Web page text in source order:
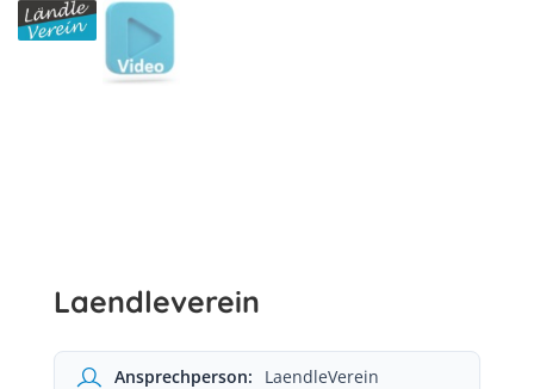
Laendleverein
Ansprechperson: LaendleVerein